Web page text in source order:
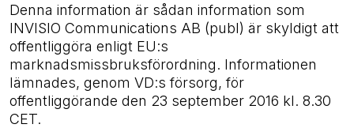
Denna information är sådan information som
INVISIO Communications AB (publ) är skyldigt att
offentliggöra enligt EU:s
marknadsmissbruksförordning. Informationen
lämnades, genom VD:s försorg, för
offentliggörande den 23 september 2016 kl. 8.30
CET.